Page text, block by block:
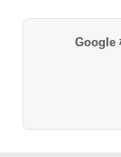
Google